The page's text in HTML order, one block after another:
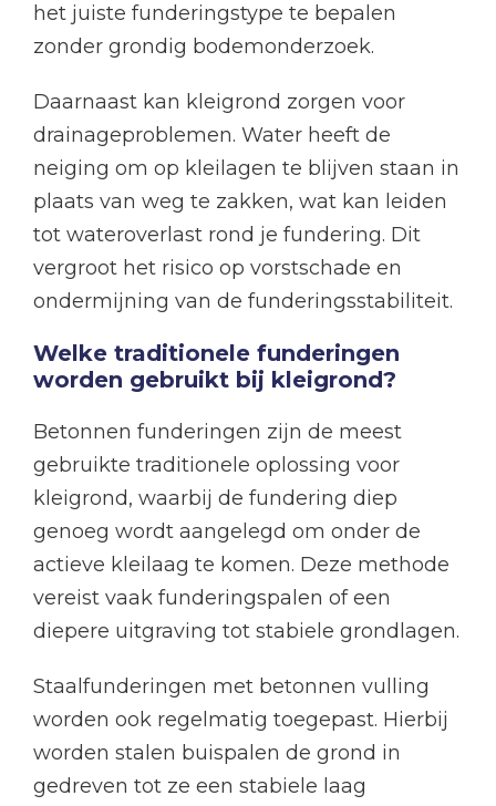
het juiste funderingstype te bepalen
zonder grondig bodemonderzoek.
Daarnaast kan kleigrond zorgen voor
drainageproblemen. Water heeft de
neiging om op kleilagen te blijven staan in
plaats van weg te zakken, wat kan leiden
tot wateroverlast rond je fundering. Dit
vergroot het risico op vorstschade en
ondermijning van de funderingsstabiliteit.
Welke traditionele funderingen
worden gebruikt bij kleigrond?
Betonnen funderingen zijn de meest
gebruikte traditionele oplossing voor
kleigrond, waarbij de fundering diep
genoeg wordt aangelegd om onder de
actieve kleilaag te komen. Deze methode
vereist vaak funderingspalen of een
diepere uitgraving tot stabiele grondlagen.
Staalfunderingen met betonnen vulling
worden ook regelmatig toegepast. Hierbij
worden stalen buispalen de grond in
gedreven tot ze een stabiele laag